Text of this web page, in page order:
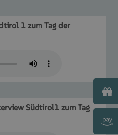
1 zum Tag der
Südtirol1 zum Tag